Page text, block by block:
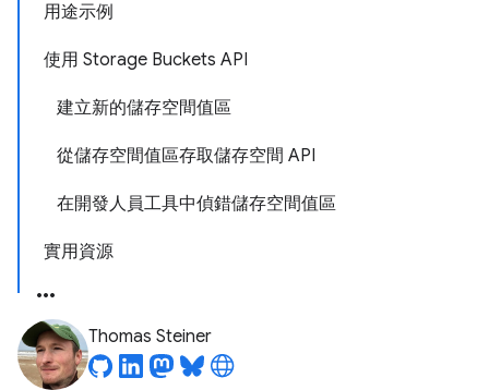
用途示例
使用 Storage Buckets API
建立新的儲存空間值區
從儲存空間值區存取儲存空間 API
在開發人員工具中偵錯儲存空間值區
實用資源
Thomas Steiner